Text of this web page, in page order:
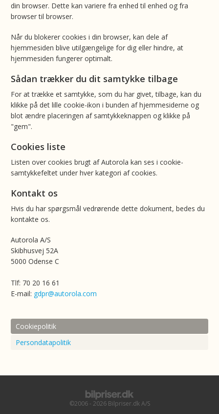
din browser. Dette kan variere fra enhed til enhed og fra
browser til browser.
Når du blokerer cookies i din browser, kan dele af
hjemmesiden blive utilgængelige for dig eller hindre, at
hjemmesiden fungerer optimalt.
Sådan trækker du dit samtykke tilbage
For at trække et samtykke, som du har givet, tilbage, kan du
klikke på det lille cookie-ikon i bunden af hjemmesiderne og
blot ændre placeringen af samtykkeknappen og klikke på
"gem".
Cookies liste
Listen over cookies brugt af Autorola kan ses i cookie-
samtykkefeltet under hver kategori af cookies.
Kontakt os
Hvis du har spørgsmål vedrørende dette dokument, bedes du
kontakte os.
Autorola A/S
Skibhusvej 52A
5000 Odense C
Tlf: 70 20 16 61
E-mail: gdpr@autorola.com
Cookiepolitik
Persondatapolitik
©2006 - 2026 Bilpriser.dk A/S